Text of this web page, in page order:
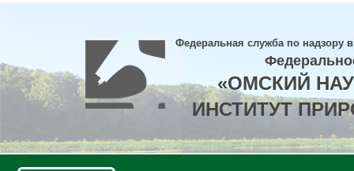
Федеральная служба по надзору
«ОМСКИЙ
ИНСТИТУТ